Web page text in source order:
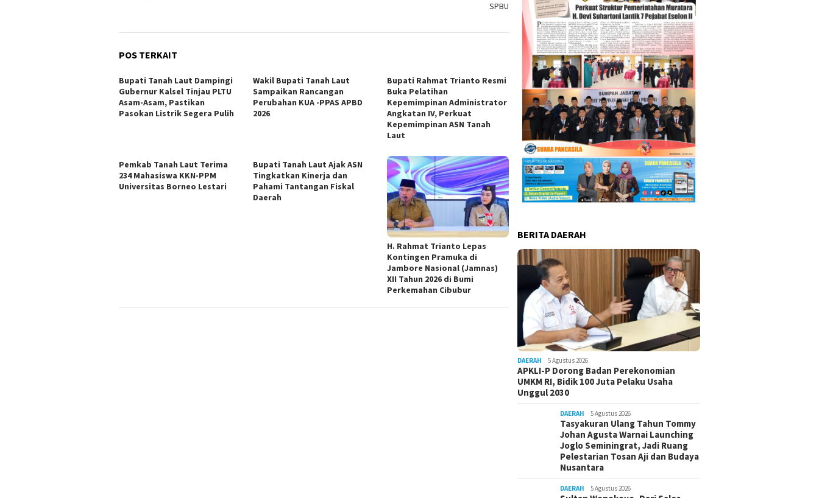
SPBU
POS TERKAIT
Bupati Tanah Laut Dampingi
Gubernur Kalsel Tinjau PLTU
Asam-Asam, Pastikan
Pasokan Listrik Segera Pulih
Wakil Bupati Tanah Laut
Sampaikan Rancangan
Perubahan KUA -PPAS APBD
2026
Bupati Rahmat Trianto Resmi
Buka Pelatihan
Kepemimpinan Administrator
Angkatan IV, Perkuat
Kepemimpinan ASN Tanah
Laut
Pemkab Tanah Laut Terima
234 Mahasiswa KKN-PPM
Universitas Borneo Lestari
Bupati Tanah Laut Ajak ASN
Tingkatkan Kinerja dan
Pahami Tantangan Fiskal
Daerah
H. Rahmat Trianto Lepas
Kontingen Pramuka di
Jambore Nasional (Jamnas)
XII Tahun 2026 di Bumi
Perkemahan Cibubur
BERITA DAERAH
DAERAH 5 Agustus 2026
APKLI-P Dorong Badan Perekonomian
UMKM RI, Bidik 100 Juta Pelaku Usaha
Unggul 2030
DAERAH 5 Agustus 2026
Tasyakuran Ulang Tahun Tommy
Johan Agusta Warnai Launching
Joglo Seminingrat, Jadi Ruang
Pelestarian Tosan Aji dan Budaya
Nusantara
DAERAH 5 Agustus 2026